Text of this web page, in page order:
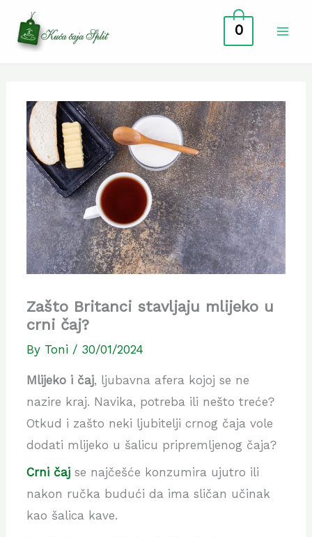
content
0
Zašto Britanci stavljaju mlijeko u
crni čaj?
By Toni / 30/01/2024
Mlijeko i čaj, ljubavna afera kojoj se ne
nazire kraj. Navika, potreba ili nešto treće?
Otkud i zašto neki ljubitelji crnog čaja vole
dodati mlijeko u šalicu pripremljenog čaja?
Crni čaj se najčešće konzumira ujutro ili
nakon ručka budući da ima sličan učinak
kao šalica kave.